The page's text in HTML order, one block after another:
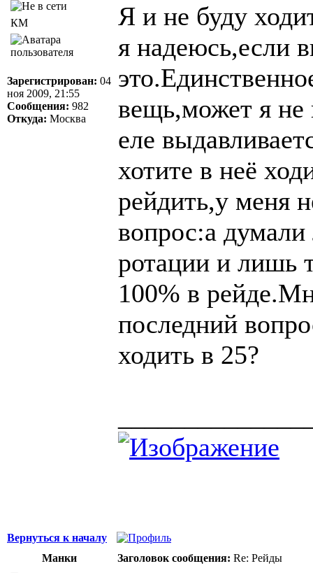
КМ
Зарегистрирован: 04
ноя 2009, 21:55
Сообщения: 982
Откуда: Москва
Я и не буду
я надеюсь,если
вещь,может я не
еле
хотите в неё
рейдить,у меня
вопрос:а
ротации и лишь
100% в
последний
ходить в 25?
Вернуться к началу
Манки
Заголовок сообщения: Re: Рейды